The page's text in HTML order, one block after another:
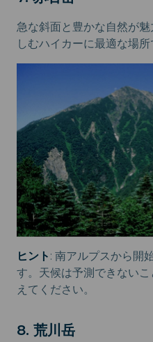
急な斜面と豊かな自然が
しむハイカーに最適な場所
ヒント : 南アルプスから開
す。天候は予測できない
えてください。
8. 荒川岳